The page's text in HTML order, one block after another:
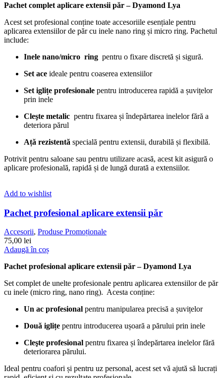
Pachet complet aplicare extensii păr – Dyamond Lya
Acest set profesional conține toate accesoriile esențiale pentru
aplicarea extensiilor de păr cu inele nano ring și micro ring. Pachetul
include:
Inele nano/micro ring pentru o fixare discretă și sigură.
Set ace ideale pentru coaserea extensiilor
Set iglițe profesionale pentru introducerea rapidă a șuvițelor
prin inele
Cleşte metalic pentru fixarea și îndepărtarea inelelor fără a
deteriora părul
Ață rezistentă specială pentru extensii, durabilă și flexibilă.
Potrivit pentru saloane sau pentru utilizare acasă, acest kit asigură o
aplicare profesională, rapidă și de lungă durată a extensiilor.
Add to wishlist
Pachet profesional aplicare extensii păr
Accesorii, Produse Promoționale
75,00 lei
Adaugă în coș
Pachet profesional aplicare extensii păr – Dyamond Lya
Set complet de unelte profesionale pentru aplicarea extensiilor de păr
cu inele (micro ring, nano ring). Acesta conține:
Un ac profesional pentru manipularea precisă a șuvițelor
Două iglițe pentru introducerea ușoară a părului prin inele
Cleşte profesional pentru fixarea și îndepărtarea inelelor fără
deteriorarea părului.
Ideal pentru coafori și pentru uz personal, acest set vă ajută să lucrați